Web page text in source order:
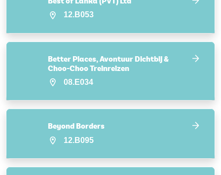
12.B053
Better Places, Avontuur Dichtbij &
Choo-Choo Treinreizen
08.E034
Beyond Borders
12.B095